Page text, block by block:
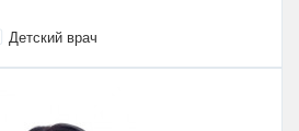
Детский врач